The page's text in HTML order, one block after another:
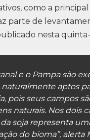
como a
parte de
nesta quinta-
e o Pampa são
aptos
pois seus campos
naturais. Nos dois
soja representa
do bioma”, alerta